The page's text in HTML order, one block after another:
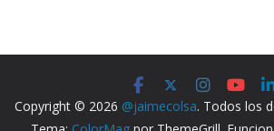
Copyright © 2026 @jaimecolsa. Todos los